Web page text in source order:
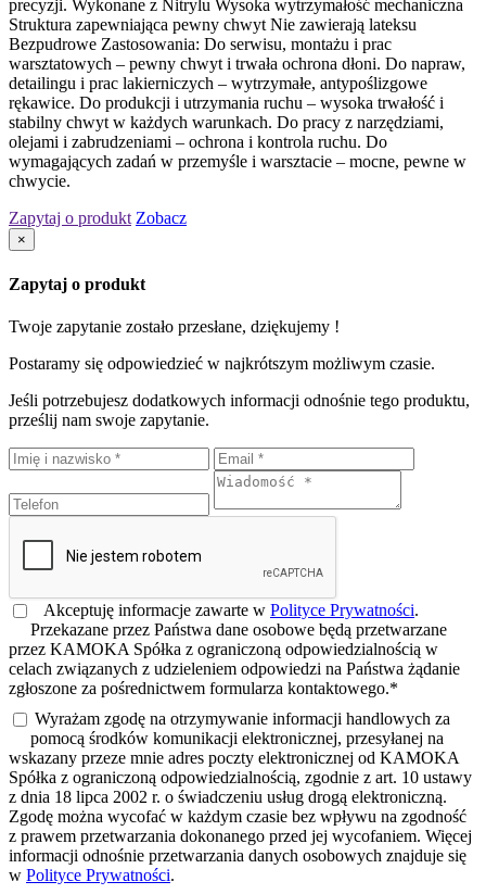
precyzji. Wykonane z Nitrylu Wysoka wytrzymałość mechaniczna
Struktura zapewniająca pewny chwyt Nie zawierają lateksu
Bezpudrowe Zastosowania: Do serwisu, montażu i prac
warsztatowych – pewny chwyt i trwała ochrona dłoni. Do napraw,
detailingu i prac lakierniczych – wytrzymałe, antypoślizgowe
rękawice. Do produkcji i utrzymania ruchu – wysoka trwałość i
stabilny chwyt w każdych warunkach. Do pracy z narzędziami,
olejami i zabrudzeniami – ochrona i kontrola ruchu. Do
wymagających zadań w przemyśle i warsztacie – mocne, pewne w
chwycie.
Zapytaj o produkt Zobacz
×
Zapytaj o produkt
Twoje zapytanie zostało przesłane, dziękujemy !
Postaramy się odpowiedzieć w najkrótszym możliwym czasie.
Jeśli potrzebujesz dodatkowych informacji odnośnie tego produktu,
prześlij nam swoje zapytanie.
Akceptuję informacje zawarte w Polityce Prywatności.
Przekazane przez Państwa dane osobowe będą przetwarzane
przez KAMOKA Spółka z ograniczoną odpowiedzialnością w
celach związanych z udzieleniem odpowiedzi na Państwa żądanie
zgłoszone za pośrednictwem formularza kontaktowego.*
Wyrażam zgodę na otrzymywanie informacji handlowych za
pomocą środków komunikacji elektronicznej, przesyłanej na
wskazany przeze mnie adres poczty elektronicznej od KAMOKA
Spółka z ograniczoną odpowiedzialnością, zgodnie z art. 10 ustawy
z dnia 18 lipca 2002 r. o świadczeniu usług drogą elektroniczną.
Zgodę można wycofać w każdym czasie bez wpływu na zgodność
z prawem przetwarzania dokonanego przed jej wycofaniem. Więcej
informacji odnośnie przetwarzania danych osobowych znajduje się
w Polityce Prywatności.